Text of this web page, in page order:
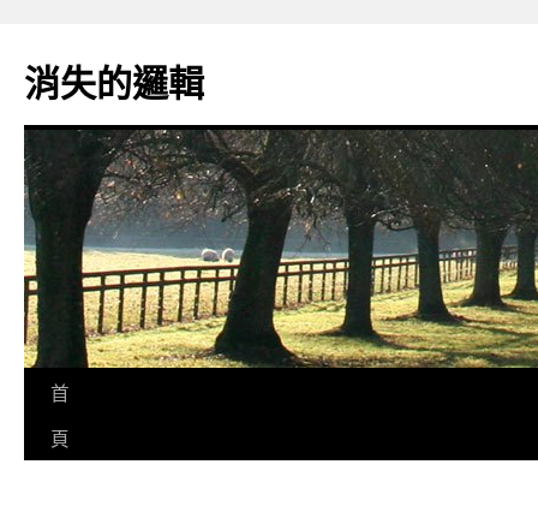
主
要
消失的邏輯
首
頁